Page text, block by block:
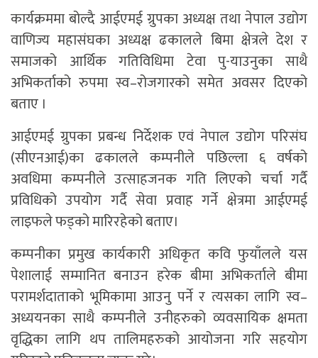
कार्यक्रममा बोल्दै आईएमई ग्रुपका अध्यक्ष तथा नेपाल उद्योग
वाणिज्य महासंघका अध्यक्ष ढकालले बिमा क्षेत्रले देश र
समाजको आर्थिक गतिविधिमा टेवा पु-याउनुका साथै
अभिकर्ताको रुपमा स्व–रोजगारको समेत अवसर दिएको
बताए ।
आईएमई ग्रुपका प्रबन्ध निर्देशक एवं नेपाल उद्योग परिसंघ
(सीएनआई)का ढकालले कम्पनीले पछिल्ला ६ वर्षको
अवधिमा कम्पनीले उत्साहजनक गति लिएको चर्चा गर्दै
प्रविधिको उपयोग गर्दै सेवा प्रवाह गर्ने क्षेत्रमा आईएमई
लाइफले फड्को मारिरहेको बताए।
कम्पनीका प्रमुख कार्यकारी अधिकृत कवि फुयाँलले यस
पेशालाई सम्मानित बनाउन हरेक बीमा अभिकर्ताले बीमा
परामर्शदाताको भूमिकामा आउनु पर्ने र त्यसका लागि स्व–
अध्ययनका साथै कम्पनीले उनीहरुको व्यवसायिक क्षमता
वृद्धिका लागि थप तालिमहरुको आयोजना गरि सहयोग